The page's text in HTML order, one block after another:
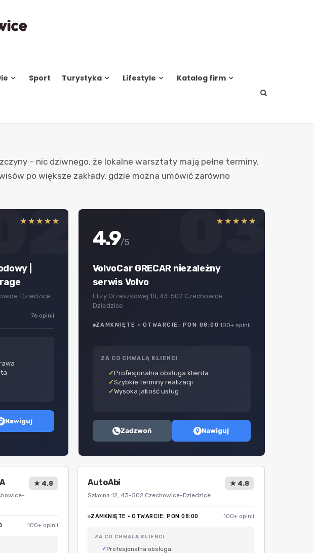
Sport Turystyka Lifestyle Katalog firm
– nic dziwnego, że lokalne warsztaty mają pełne terminy.
po większe zakłady, gdzie można umówić zarówno
★★★★★
|
Dziedzice
76 opinii
Nawiguj
03
★★★★★
4.9/5
VolvoCar GRECAR niezależny
serwis Volvo
Elizy Orzeszkowej 10, 43-502 Czechowice-
Dziedzice
ZAMKNIĘTE · OTWARCIE: PON 08:00 100+ opinii
ZA CO CHWALĄ KLIENCI
Profesjonalna obsługa klienta
Szybkie terminy realizacji
Wysoka jakość usług
Zadzwoń Nawiguj
★ 4.8
100+ opinii
AutoAbi
Szkolna 12, 43-502 Czechowice-Dziedzice
★ 4.8
ZAMKNIĘTE · OTWARCIE: PON 08:00 100+ opinii
ZA CO CHWALĄ KLIENCI
Profesjonalna obsługa